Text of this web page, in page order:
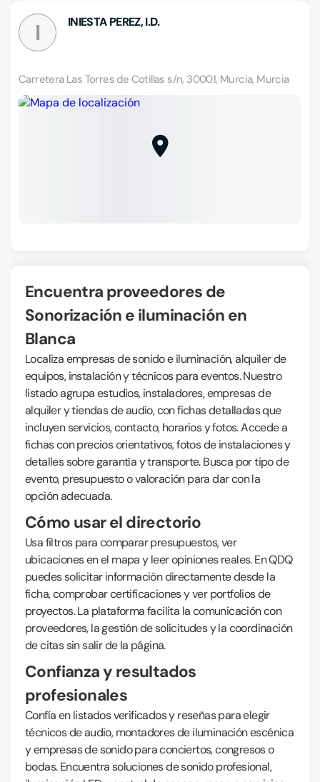
I INIESTA PEREZ, I.D.
Carretera Las Torres de Cotillas s/n, 30001, Murcia, Murcia
Encuentra proveedores de
Sonorización e iluminación en
Blanca
Localiza empresas de sonido e iluminación, alquiler de
equipos, instalación y técnicos para eventos. Nuestro
listado agrupa estudios, instaladores, empresas de
alquiler y tiendas de audio, con fichas detalladas que
incluyen servicios, contacto, horarios y fotos. Accede a
fichas con precios orientativos, fotos de instalaciones y
detalles sobre garantía y transporte. Busca por tipo de
evento, presupuesto o valoración para dar con la
opción adecuada.
Cómo usar el directorio
Usa filtros para comparar presupuestos, ver
ubicaciones en el mapa y leer opiniones reales. En QDQ
puedes solicitar información directamente desde la
ficha, comprobar certificaciones y ver portfolios de
proyectos. La plataforma facilita la comunicación con
proveedores, la gestión de solicitudes y la coordinación
de citas sin salir de la página.
Confianza y resultados
profesionales
Confía en listados verificados y reseñas para elegir
técnicos de audio, montadores de iluminación escénica
y empresas de sonido para conciertos, congresos o
bodas. Encuentra soluciones de sonido profesional,